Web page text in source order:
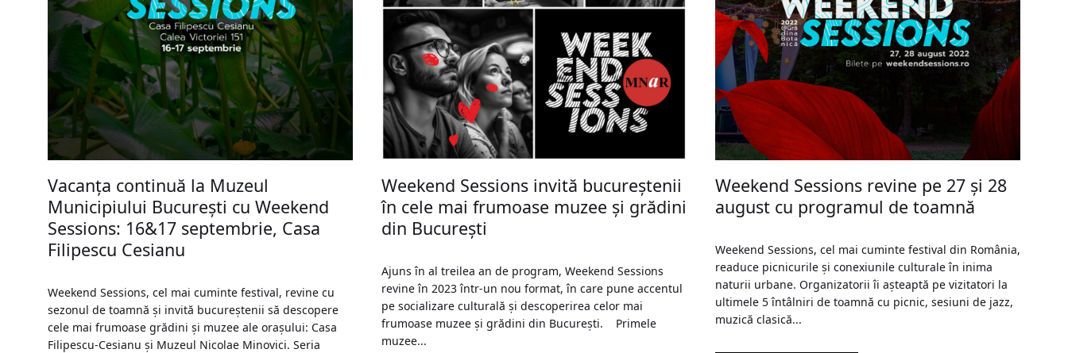
Vacanța continuă la Muzeul
Municipiului București cu Weekend
Sessions: 16&17 septembrie, Casa
Filipescu Cesianu
Weekend Sessions, cel mai cuminte festival, revine cu
sezonul de toamnă și invită bucureștenii să descopere
cele mai frumoase grădini și muzee ale orașului: Casa
Filipescu-Cesianu și Muzeul Nicolae Minovici. Seria
Weekend Sessions invită bucureștenii
în cele mai frumoase muzee și grădini
din București
Ajuns în al treilea an de program, Weekend Sessions
revine în 2023 într-un nou format, în care pune accentul
pe socializare culturală și descoperirea celor mai
frumoase muzee și grădini din București. Primele
muzee...
Weekend Sessions revine pe 27 și 28
august cu programul de toamnă
Weekend Sessions, cel mai cuminte festival din România,
readuce picnicurile și conexiunile culturale în inima
naturii urbane. Organizatorii îi așteaptă pe vizitatori la
ultimele 5 întâlniri de toamnă cu picnic, sesiuni de jazz,
muzică clasică...